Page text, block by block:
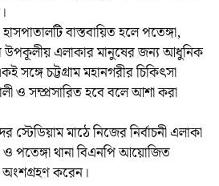
হাসপাতালটি বাস্তবায়িত হলে পতেঙ্গা,
এলাকার মানুষের জন্য আধুনিক
সঙ্গে চট্টগ্রাম মহানগরীর চিকিৎসা
ও সম্প্রসারিত হবে বলে আশা করা
স্টেডিয়াম মাঠে নিজের নির্বাচনী এলাকা
পতেঙ্গা থানা বিএনপি আয়োজিত
করেন।